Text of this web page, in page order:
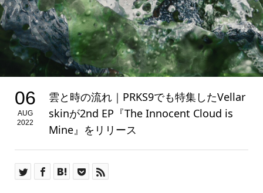
06
AUG
2022
雲と時の流れ｜PRKS9でも特集したVellar
skinが2nd EP『The Innocent Cloud is
Mine』をリリース